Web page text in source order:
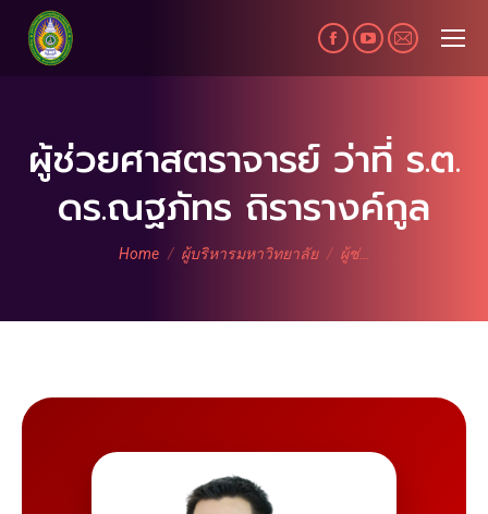
Facebook
page
new
window
YouTube
page
in
new
window
Mail
page
new
window
ผู้ช่วยศาสตราจารย์ ว่าที่ ร.ต.
ดร.ณฐภัทร ถิรารางค์กูล
You are here:
Home ผู้บริหารมหาวิทยาลัย ผู้ช่…